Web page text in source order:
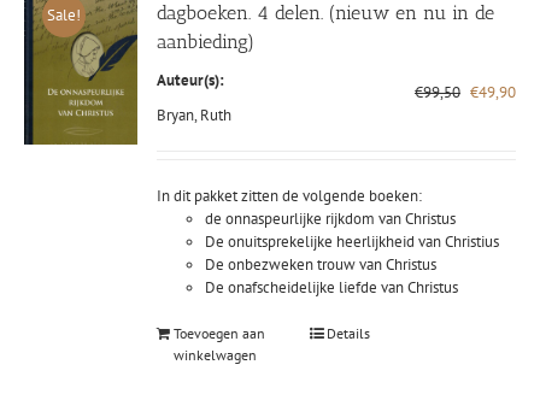
Sale!
dagboeken. 4 delen. (nieuw en nu in de
aanbieding)
Auteur(s):
Bryan, Ruth
€99,50 €49,90
In dit pakket zitten de volgende boeken:
de onnaspeurlijke rijkdom van Christus
De onuitsprekelijke heerlijkheid van Christius
De onbezweken trouw van Christus
De onafscheidelijke liefde van Christus
Toevoegen aan
winkelwagen
Details